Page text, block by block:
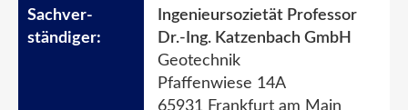
Ingenieursozietät Professor
Dr.-Ing. Katzenbach GmbH
Geotechnik
Pfaffenwiese 14A
65931 Frankfurt am Main